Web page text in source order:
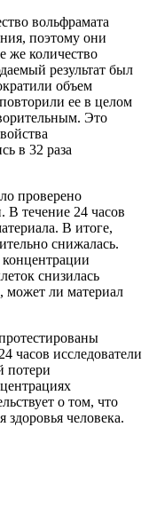
вольфрамата
поэтому они
же количество
результат был
объем
ее в целом
Это
в 32 раза
проверено
В течение 24 часов
В итоге,
снижалась.
снизилась
может ли материал
часов исследователи
потери
о том, что
здоровья человека.